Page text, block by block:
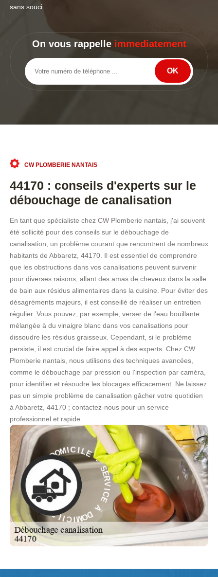
sans souci.
On vous rappelle immediatement
CW PLOMBERIE NANTAIS
44170 : conseils d'experts sur le
débouchage de canalisation
En tant que spécialiste chez CW Plomberie nantais, j'ai souvent
été sollicité pour des conseils sur le débouchage de
canalisation, un problème courant que rencontrent de nombreux
habitants de Abbaretz, 44170. Il est essentiel de comprendre
que les obstructions dans vos canalisations peuvent survenir
pour diverses raisons, allant des amas de cheveux dans la salle
de bain aux résidus alimentaires dans la cuisine. Pour éviter des
désagréments majeurs, il est conseillé de réaliser un entretien
régulier. Vous pouvez, par exemple, verser de l'eau bouillante
mélangée à du vinaigre blanc dans vos canalisations pour
dissoudre les résidus graisseux. Cependant, si le problème
persiste, il est crucial de faire appel à des experts. Chez CW
Plomberie nantais, nous utilisons des techniques avancées,
comme le débouchage par pression ou l'inspection par caméra,
pour identifier et résoudre les blocages efficacement. Ne laissez
pas un simple problème de canalisation gâcher votre quotidien
à Abbaretz, 44170 ; contactez-nous pour un service
professionnel et rapide.
S
E
R
V
I
C
À
OM
ICILE - SE
R
V
I
C
E
À
D
O
M
I
C
I
L
E
-